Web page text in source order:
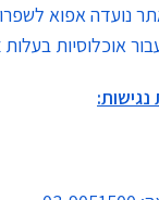
נועדה אפוא
אוכלוסיות